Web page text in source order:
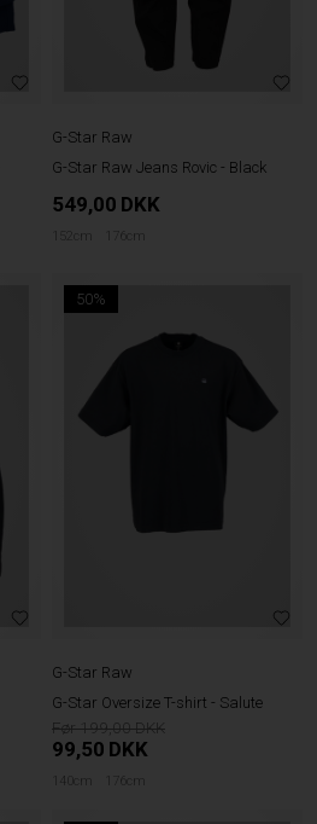
G-Star Raw
G-Star Raw Jeans Rovic - Black
549,00 DKK
152cm 176cm
50%
G-Star Raw
G-Star Oversize T-shirt - Salute
199,00
99,50 DKK
140cm 176cm